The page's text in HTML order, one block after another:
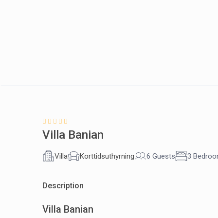
Villa Banian
Villa Korttidsuthyrning 6 Guests 3
Description
Villa Banian